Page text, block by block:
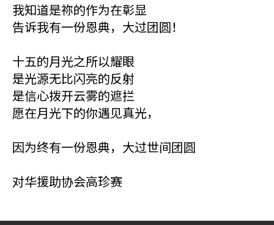
我知道是祢的作为在彰显
告诉我有一份恩典，大过团圆！
十五的月光之所以耀眼
是光源无比闪亮的反射
是信心拨开云雾的遮拦
愿在月光下的你遇见真光，
因为终有一份恩典，大过世间团圆
对华援助协会高珍赛